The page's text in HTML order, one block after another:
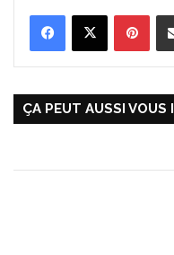
ÇA PEUT AUSSI VOUS